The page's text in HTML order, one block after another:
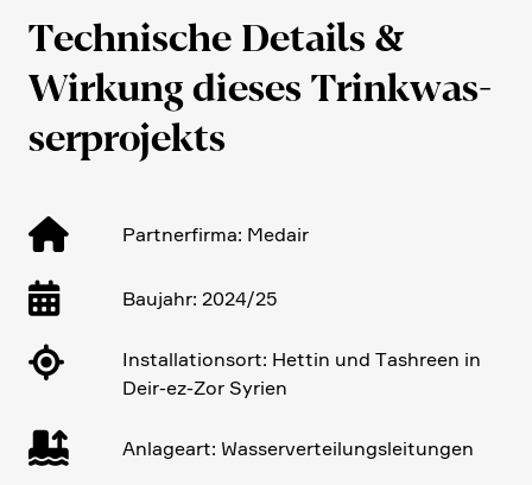
Techni­sche Details &
Wirkung dieses Trink­was­
ser­pro­jekts
Partner­firma: Medair
Baujahr: 2024/25
Instal­la­ti­onsort: Hettin und Tashreen in
Deir-ez-Zor Syrien
Anlageart: Wasser­ver­tei­lungs­lei­tungen